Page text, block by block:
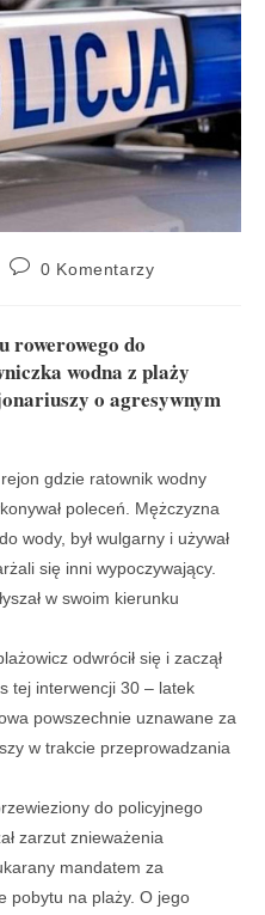
0 Komentarzy
rowerowego do
wodna z plaży
o agresywnym
gdzie ratownik wodny
poleceń. Mężczyzna
wody, był wulgarny i używał
się inni wypoczywający.
w swoim kierunku
odwrócił się i zaczął
tej interwencji 30 – latek
powszechnie uznawane za
w trakcie przeprowadzania
do policyjnego
zarzut znieważenia
mandatem za
pobytu na plaży. O jego